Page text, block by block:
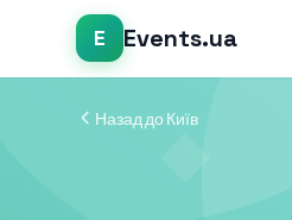
E Events.ua
Назад до Київ